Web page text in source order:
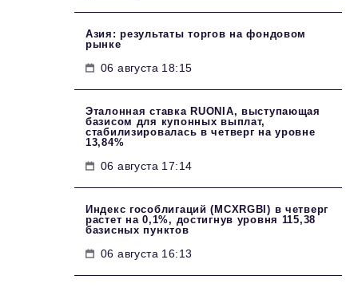
Азия: результаты торгов на фондовом
рынке
06 августа 18:15
Эталонная ставка RUONIA, выступающая
базисом для купонных выплат,
стабилизировалась в четверг на уровне
13,84%
06 августа 17:14
Индекс гособлигаций (MCXRGBI) в четверг
растет на 0,1%, достигнув уровня 115,38
базисных пунктов
06 августа 16:13